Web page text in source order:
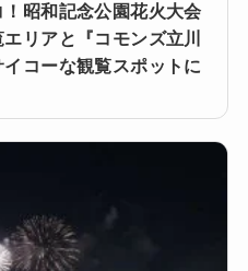
！昭和記念公園花火大会
リアと『コモンズ立川
コーな観覧スポットに